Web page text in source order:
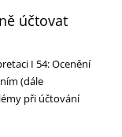
účtovat
I 54: Ocenění
(dále
při účtování